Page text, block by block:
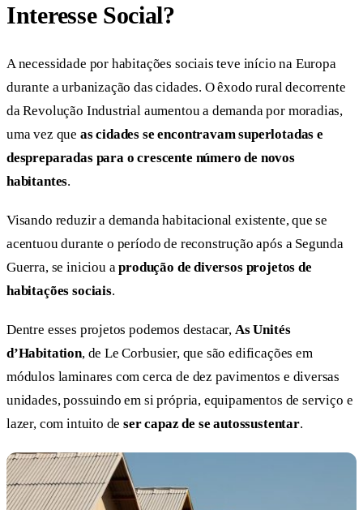
Interesse Social?
A necessidade por habitações sociais teve início na Europa
durante a urbanização das cidades. O êxodo rural decorrente
da Revolução Industrial aumentou a demanda por moradias,
uma vez que as cidades se encontravam superlotadas e
despreparadas para o crescente número de novos
habitantes.
Visando reduzir a demanda habitacional existente, que se
acentuou durante o período de reconstrução após a Segunda
Guerra, se iniciou aprodução de diversos projetos de
habitações sociais.
Dentre esses projetos podemos destacar, As Unités
d’Habitation, de Le Corbusier, que são edificações em
módulos laminares com cerca de dez pavimentos e diversas
unidades, possuindo em si própria, equipamentos de serviço e
lazer, com intuito deser capaz de se autossustentar.